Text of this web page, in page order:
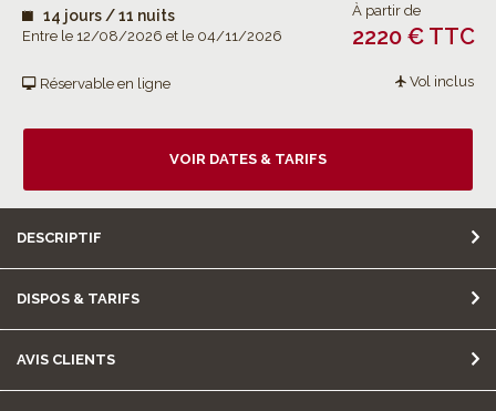
14 jours / 11 nuits
Entre le 12/08/2026 et le 04/11/2026
À partir de
2220 € TTC
Réservable en ligne Vol inclus
VOIR DATES & TARIFS
DESCRIPTIF
DISPOS & TARIFS
AVIS CLIENTS